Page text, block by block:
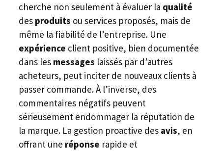
cherche non seulement à évaluer la qualité
des produits ou services proposés, mais de
même la fiabilité de l’entreprise. Une
expérience client positive, bien documentée
dans les messages laissés par d’autres
acheteurs, peut inciter de nouveaux clients à
passer commande. À l’inverse, des
commentaires négatifs peuvent
sérieusement endommager la réputation de
la marque. La gestion proactive des avis, en
offrant une réponse rapide et